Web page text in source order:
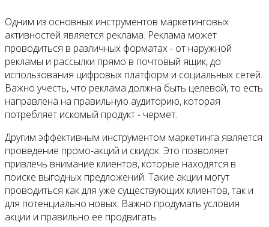
Одним из основных инструментов маркетинговых
активностей является реклама. Реклама может
проводиться в различных форматах - от наружной
рекламы и рассылки прямо в почтовый ящик, до
использования цифровых платформ и социальных сетей.
Важно учесть, что реклама должна быть целевой, то есть
направлена на правильную аудиторию, которая
потребляет искомый продукт - чермет.
Другим эффективным инструментом маркетинга является
проведение промо-акций и скидок. Это позволяет
привлечь внимание клиентов, которые находятся в
поиске выгодных предложений. Такие акции могут
проводиться как для уже существующих клиентов, так и
для потенциально новых. Важно продумать условия
акции и правильно ее продвигать.